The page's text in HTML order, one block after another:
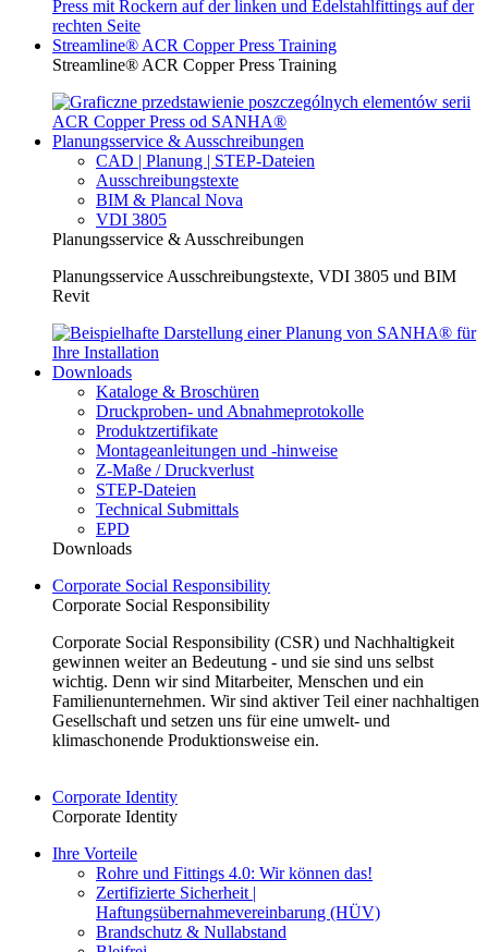
Streamline® ACR Copper Press Training
Streamline® ACR Copper Press Training
Planungsservice & Ausschreibungen
CAD | Planung | STEP-Dateien
Ausschreibungstexte
BIM & Plancal Nova
VDI 3805
Planungsservice & Ausschreibungen
Planungsservice Ausschreibungstexte, VDI 3805 und BIM
Revit
Downloads
Kataloge & Broschüren
Druckproben- und Abnahmeprotokolle
Produktzertifikate
Montageanleitungen und -hinweise
Z-Maße / Druckverlust
STEP-Dateien
Technical Submittals
EPD
Downloads
Corporate Social Responsibility
Corporate Social Responsibility
Corporate Social Responsibility (CSR) und Nachhaltigkeit
gewinnen weiter an Bedeutung - und sie sind uns selbst
wichtig. Denn wir sind Mitarbeiter, Menschen und ein
Familienunternehmen. Wir sind aktiver Teil einer nachhaltigen
Gesellschaft und setzen uns für eine umwelt- und
klimaschonende Produktionsweise ein.
Corporate Identity
Corporate Identity
Ihre Vorteile
Rohre und Fittings 4.0: Wir können das!
Zertifizierte Sicherheit |
Haftungsübernahmevereinbarung (HÜV)
Brandschutz & Nullabstand